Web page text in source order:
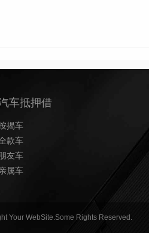
车抵押借
揭车
款车
朋友车
属车
Your WebSite.Some Rights Reserved.